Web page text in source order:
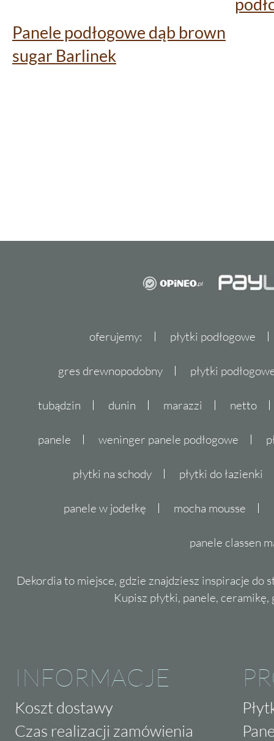
Panele podłogowe dąb brown
sugar Barlinek
oferujemy: płytki podłogowe
gres drewnopodobny płytki
tubądzin dunin marazzi netto
panele weninger panele podłogowe
płytki na schody płytki do łazienki
panele w jodełkę mocha mousse
panele classen
Dekordia to miejsce, gdzie znajdziesz inspiracje do
Kupisz płytki, panele,
INFORMACJE
Koszt dostawy
Czas realizacji zamówienia